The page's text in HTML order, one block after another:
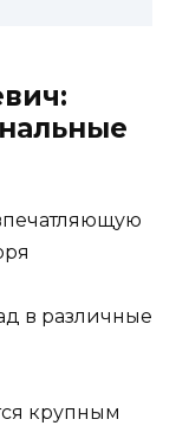
в различные
крупным